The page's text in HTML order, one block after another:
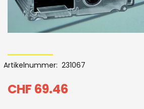
to
the
beginning
CHF 69.46
Artikelnummer 231067